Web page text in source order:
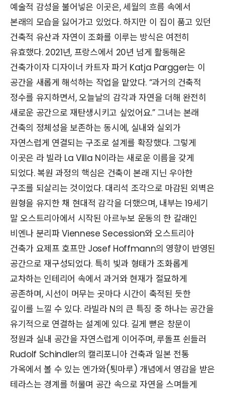
예술적 감성을 불어넣은 이곳은, 세월의 흐름 속에서
본래의 모습을 잃어가고 있었다. 하지만 이 집이 품고 있던
건축적 유산과 자연이 조화를 이루는 방식은 여전히
유효했다. 2021년, 프랑스에서 20년 넘게 활동해온
건축가이자 디자이너 카트자 파거 Katja Pargger는 이
공간을 새롭게 해석하는 작업을 맡았다. “과거의 건축적
정수를 유지하면서, 오늘날의 감각과 자연을 더해 완전히
새로운 공간으로 재탄생시키고 싶었어요.” 그녀는 본래
건축의 정체성을 보존하는 동시에, 실내와 실외가
자연스럽게 연결되는 구조로 설계를 확장했다. 그렇게
이곳은 라 빌라 La Villa N이라는 새로운 이름을 갖게
되었다. 복원 과정의 핵심은 건축이 본래 지닌 우아한
구조를 되살리는 것이었다. 대리석 조각으로 마감된 외벽은
원형을 유지한 채 현대적 감각을 더했으며, 내부는 19세기
말 오스트리아에서 시작된 아르누보 운동의 한 갈래인
비엔나 분리파 Viennese Secession와 오스트리아
건축가 요제프 호프만 Josef Hoffmann의 영향이 반영된
공간으로 재구성되었다. 특히 빛과 형태가 조화롭게
교차하는 인테리어 속에서 과거와 현재가 절묘하게
공존하며, 시선이 머무는 곳마다 시간이 축적된 듯한
깊이를 느낄 수 있다. 라빌라 N의 큰 특징 중 하나는 공간을
유기적으로 연결하는 설계에 있다. 길게 뻗은 창문이
정원과 실내 공간을 자연스럽게 이어주며, 루돌프 쉰들러
Rudolf Schindler의 캘리포니아 건축과 일본 전통
가옥에서 볼 수 있는 엔가와(툇마루) 개념에서 영감을 받은
테라스는 경계를 허물며 공간 속으로 자연을 스며들게